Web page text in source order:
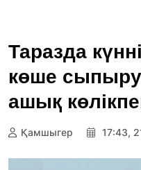
Таразда
көше
ашық
Қамшыгер 17:43,